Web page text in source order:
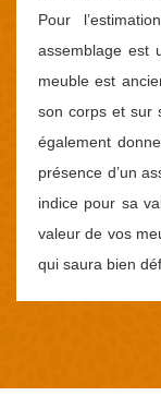
Pour
assemblage est
meuble est
son corps et sur
également
présence d’un
indice pour sa
valeur de vos
qui saura bien